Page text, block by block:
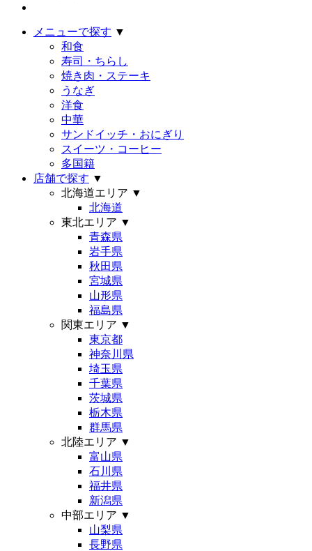
メニューで探す ▼
和食
寿司・ちらし
焼き肉・ステーキ
うなぎ
洋食
中華
サンドイッチ・おにぎり
スイーツ・コーヒー
多国籍
店舗で探す ▼
北海道エリア ▼
北海道
東北エリア ▼
青森県
岩手県
秋田県
宮城県
山形県
福島県
関東エリア ▼
東京都
神奈川県
埼玉県
千葉県
茨城県
栃木県
群馬県
北陸エリア ▼
富山県
石川県
福井県
新潟県
中部エリア ▼
山梨県
長野県